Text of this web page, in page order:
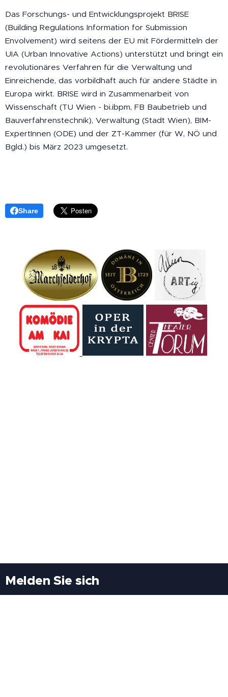
Das Forschungs- und Entwicklungsprojekt BRISE
(Building Regulations Information for Submission
Envolvement) wird seitens der EU mit Fördermitteln der
UIA (Urban Innovative Actions) unterstützt und bringt ein
revolutionäres Verfahren für die Verwaltung und
Einreichende, das vorbildhaft auch für andere Städte in
Europa wirkt. BRISE wird in Zusammenarbeit von
Wissenschaft (TU Wien - bi.ibpm, FB Baubetrieb und
Bauverfahrenstechnik), Verwaltung (Stadt Wien), BIM-
ExpertInnen (ODE) und der ZT-Kammer (für W, NÖ und
Bgld.) bis März 2023 umgesetzt.
Share
Melden Sie sich